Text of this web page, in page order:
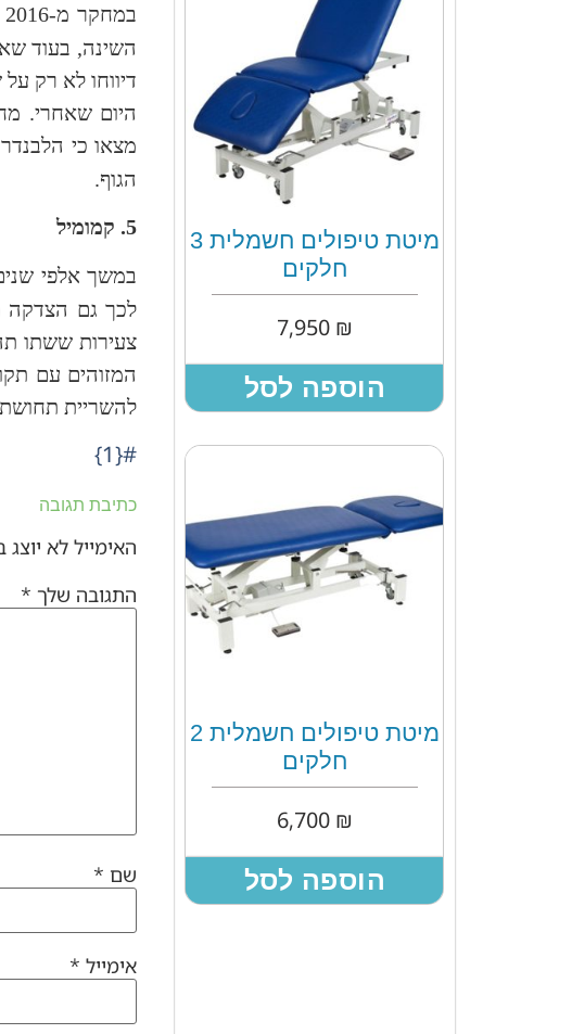
מיטת טיפולים חשמלית 3
חלקים
₪
7,950
הוספה לסל
מיטת טיפולים חשמלית 2
חלקים
₪
6,700
הוספה לסל
במחקר מ-2016 שפורסם בכתב העת
השינה, בעוד
דיווחו לא רק
היום שאחרי.
מצאו כי
הגוף.
5. קמומיל
במשך אלפי
לכך גם הצדקה
צעירות ששתו
המזוהים עם
להשריית תחושת
#{1}
כתיבת תגובה
האימייל לא
התגובה שלך *
שם *
אימייל *